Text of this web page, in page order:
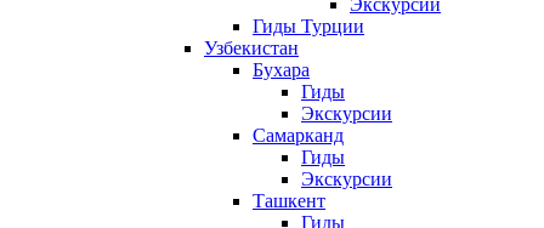
Экскурсии
Гиды Турции
Узбекистан
Бухара
Гиды
Экскурсии
Самарканд
Гиды
Экскурсии
Ташкент
Гиды